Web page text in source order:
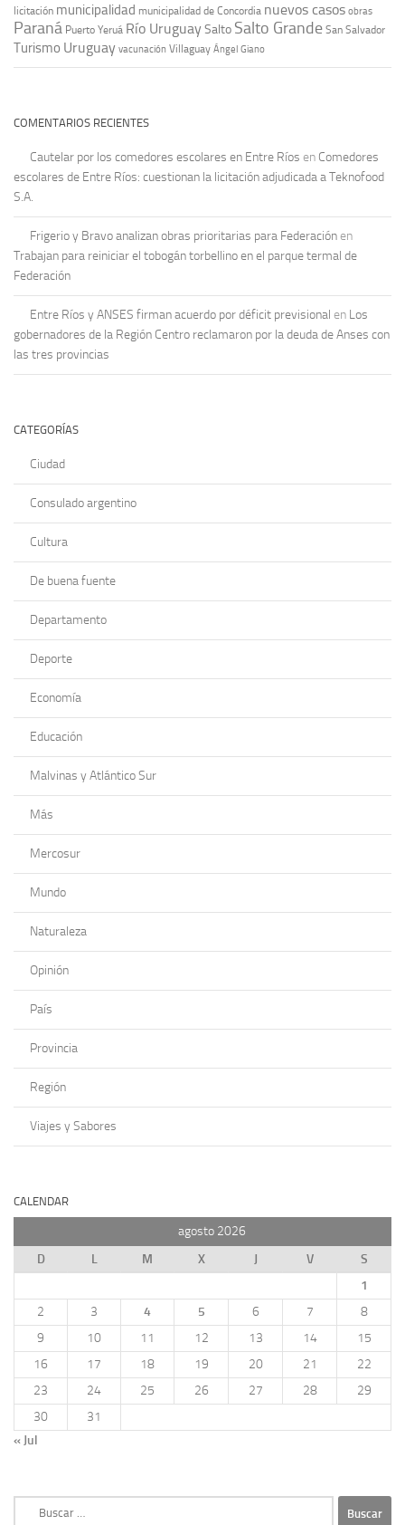
licitación municipalidad municipalidad de Concordia nuevos casos obras
Paraná Puerto Yeruá Río UruguaySalto Salto Grande San Salvador
Turismo Uruguay vacunación Villaguay Ángel Giano
COMENTARIOS RECIENTES
Cautelar por los comedores escolares en Entre Ríos en Comedores
escolares de Entre Ríos: cuestionan la licitación adjudicada a Teknofood
S.A.
Frigerio y Bravo analizan obras prioritarias para Federación en
Trabajan para reiniciar el tobogán torbellino en el parque termal de
Federación
Entre Ríos y ANSES firman acuerdo por déficit previsional en Los
gobernadores de la Región Centro reclamaron por la deuda de Anses con
las tres provincias
CATEGORÍAS
Ciudad
Consulado argentino
Cultura
De buena fuente
Departamento
Deporte
Economía
Educación
Malvinas y Atlántico Sur
Más
Mercosur
Mundo
Naturaleza
Opinión
País
Provincia
Región
Viajes y Sabores
CALENDAR
agosto 2026
D
L M X J V
S
1
2
3 4 5 6 7
8
9
10 11 12 13 14
15
16
17 18 19 20 21
22
23
24 25 26 27 28
29
30
31
« Jul